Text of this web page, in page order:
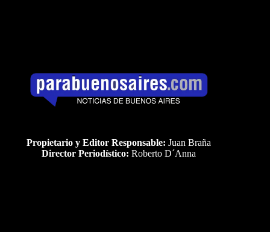
Propietario y Editor Responsable: Juan Braña
Director Periodístico: Roberto D´Anna